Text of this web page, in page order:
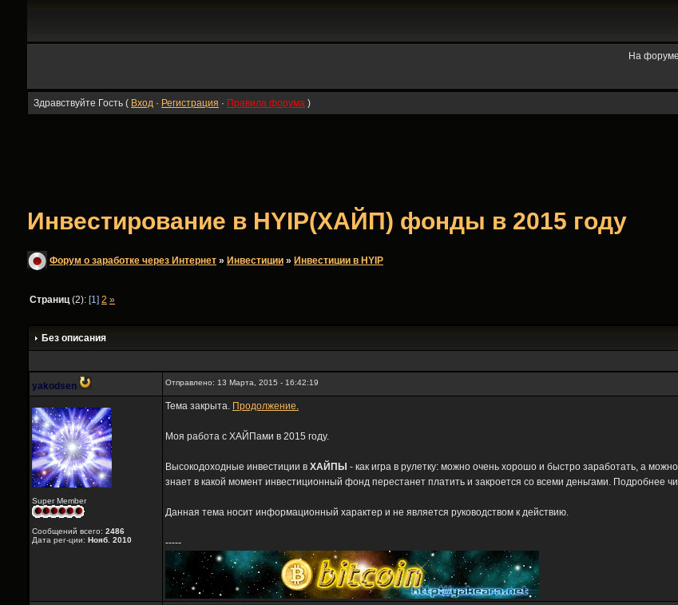
На
Здравствуйте Гость ( Вход · Регистрация · Правила форума )
Инвестирование в HYIP(ХАЙП) фонды в 2015 году
Форум о заработке через Интернет » Инвестиции » Инвестиции в HYIP
Страниц(2): [1] 2 »
Без описания
yakodsen Отправлено: 13 Марта, 2015 - 16:42:19
Super Member
Сообщений всего: 2486
Дата рег-ции: Нояб. 2010
Тема закрыта. Продолжение.
Моя работа с ХАЙПами в 2015 году.
Высокодоходные инвестиции в ХАЙПЫ - как игра в рулетку: можно очень хорошо и быстро заработать, а
знает в какой момент инвестиционный фонд перестанет платить и закроется со всеми деньгами. Подробнее
Данная тема носит информационный характер и не является руководством к действию.
-----